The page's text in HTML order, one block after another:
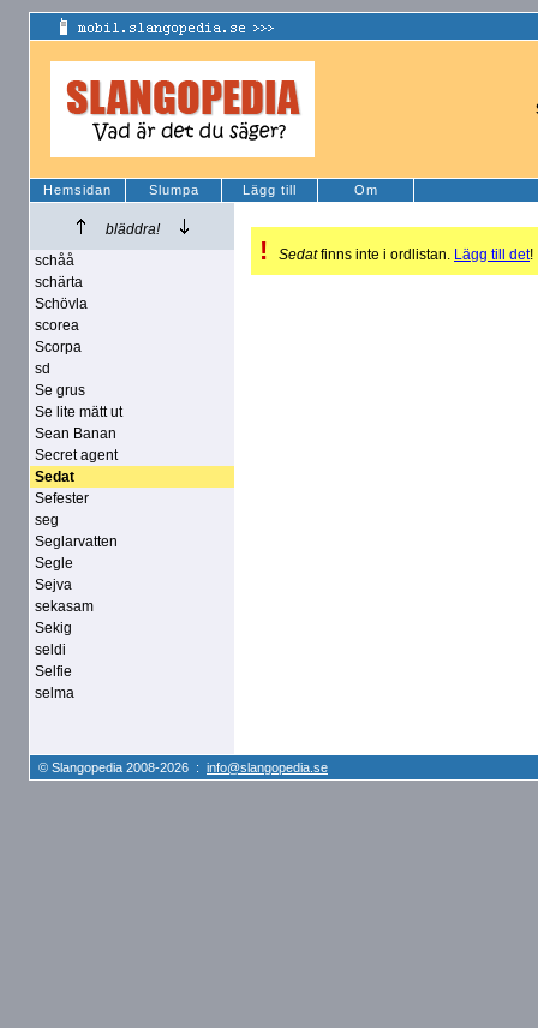
Hemsidan Slumpa Lägg till Om
bläddra!
schåå
schärta
Schövla
scorea
Scorpa
sd
Se grus
Se lite mätt ut
Sean Banan
Secret agent
Sedat
Sefester
seg
Seglarvatten
Segle
Sejva
sekasam
Sekig
seldi
Selfie
selma
! Sedatfinns inte i ordlistan. Lägg till det!
© Slangopedia 2008-2026 : info@slangopedia.se